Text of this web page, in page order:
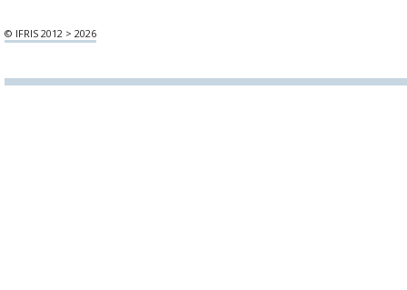
© IFRIS 2012 > 2026